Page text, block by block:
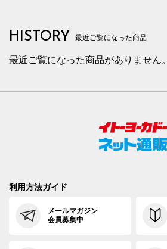
HISTORY 最近ご覧になった商品
最近ご覧になった商品がありません。
利用方法ガイド
メールマガジン
会員募集中